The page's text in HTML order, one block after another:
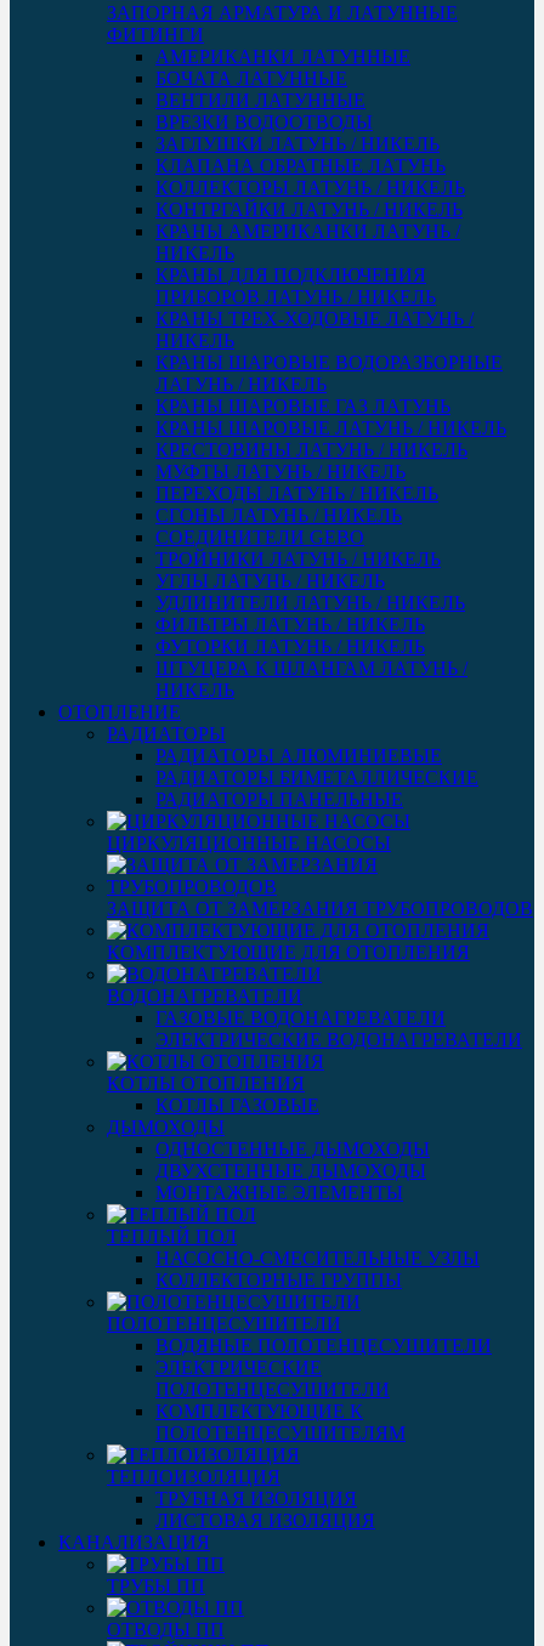
ЗАПОРНАЯ АРМАТУРА И ЛАТУННЫЕ
ФИТИНГИ
АМЕРИКАНКИ ЛАТУННЫЕ
БОЧАТА ЛАТУННЫЕ
ВЕНТИЛИ ЛАТУННЫЕ
ВРЕЗКИ ВОДООТВОДЫ
ЗАГЛУШКИ ЛАТУНЬ / НИКЕЛЬ
КЛАПАНА ОБРАТНЫЕ ЛАТУНЬ
КОЛЛЕКТОРЫ ЛАТУНЬ / НИКЕЛЬ
КОНТРГАЙКИ ЛАТУНЬ / НИКЕЛЬ
КРАНЫ АМЕРИКАНКИ ЛАТУНЬ /
НИКЕЛЬ
КРАНЫ ДЛЯ ПОДКЛЮЧЕНИЯ
ПРИБОРОВ ЛАТУНЬ / НИКЕЛЬ
КРАНЫ ТРЕХ-ХОДОВЫЕ ЛАТУНЬ /
НИКЕЛЬ
КРАНЫ ШАРОВЫЕ ВОДОРАЗБОРНЫЕ
ЛАТУНЬ / НИКЕЛЬ
КРАНЫ ШАРОВЫЕ ГАЗ ЛАТУНЬ
КРАНЫ ШАРОВЫЕ ЛАТУНЬ / НИКЕЛЬ
КРЕСТОВИНЫ ЛАТУНЬ / НИКЕЛЬ
МУФТЫ ЛАТУНЬ / НИКЕЛЬ
ПЕРЕХОДЫ ЛАТУНЬ / НИКЕЛЬ
СГОНЫ ЛАТУНЬ / НИКЕЛЬ
СОЕДИНИТЕЛИ GEBO
ТРОЙНИКИ ЛАТУНЬ / НИКЕЛЬ
УГЛЫ ЛАТУНЬ / НИКЕЛЬ
УДЛИНИТЕЛИ ЛАТУНЬ / НИКЕЛЬ
ФИЛЬТРЫ ЛАТУНЬ / НИКЕЛЬ
ФУТОРКИ ЛАТУНЬ / НИКЕЛЬ
ШТУЦЕРА К ШЛАНГАМ ЛАТУНЬ /
НИКЕЛЬ
ОТОПЛЕНИЕ
РАДИАТОРЫ
РАДИАТОРЫ АЛЮМИНИЕВЫЕ
РАДИАТОРЫ БИМЕТАЛЛИЧЕСКИЕ
РАДИАТОРЫ ПАНЕЛЬНЫЕ
ЦИРКУЛЯЦИОННЫЕ НАСОСЫ
ЗАЩИТА ОТ ЗАМЕРЗАНИЯ ТРУБОПРОВОДОВ
КОМПЛЕКТУЮЩИЕ ДЛЯ ОТОПЛЕНИЯ
ВОДОНАГРЕВАТЕЛИ
ГАЗОВЫЕ ВОДОНАГРЕВАТЕЛИ
ЭЛЕКТРИЧЕСКИЕ ВОДОНАГРЕВАТЕЛИ
КОТЛЫ ОТОПЛЕНИЯ
КОТЛЫ ГАЗОВЫЕ
ДЫМОХОДЫ
ОДНОСТЕННЫЕ ДЫМОХОДЫ
ДВУХСТЕННЫЕ ДЫМОХОДЫ
МОНТАЖНЫЕ ЭЛЕМЕНТЫ
ТЕПЛЫЙ ПОЛ
НАСОСНО-СМЕСИТЕЛЬНЫЕ УЗЛЫ
КОЛЛЕКТОРНЫЕ ГРУППЫ
ПОЛОТЕНЦЕСУШИТЕЛИ
ВОДЯНЫЕ ПОЛОТЕНЦЕСУШИТЕЛИ
ЭЛЕКТРИЧЕСКИЕ
ПОЛОТЕНЦЕСУШИТЕЛИ
КОМПЛЕКТУЮЩИЕ К
ПОЛОТЕНЦЕСУШИТЕЛЯМ
ТЕПЛОИЗОЛЯЦИЯ
ТРУБНАЯ ИЗОЛЯЦИЯ
ЛИСТОВАЯ ИЗОЛЯЦИЯ
КАНАЛИЗАЦИЯ
ТРУБЫ ПП
ОТВОДЫ ПП